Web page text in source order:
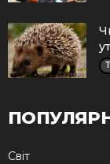
Cвіт